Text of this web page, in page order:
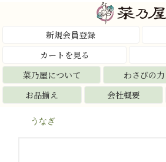
新規会員登録
カートを見る
菜乃屋について
わさびの力
お品揃え
会社概要
うなぎ